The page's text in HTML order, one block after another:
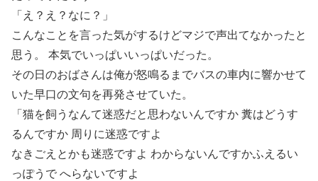
「え？え？なに？」
こんなことを言った気がするけどマジで声出てなかったと
思う。 本気でいっぱいいっぱいだった。
その日のおばさんは俺が怒鳴るまでバスの車内に響かせて
いた早口の文句を再発させていた。
「猫を飼うなんて迷惑だと思わないんですか 糞はどうす
るんですか 周りに迷惑ですよ
なきごえとかも迷惑ですよ わからないんですかふえるい
っぽうで へらないですよ